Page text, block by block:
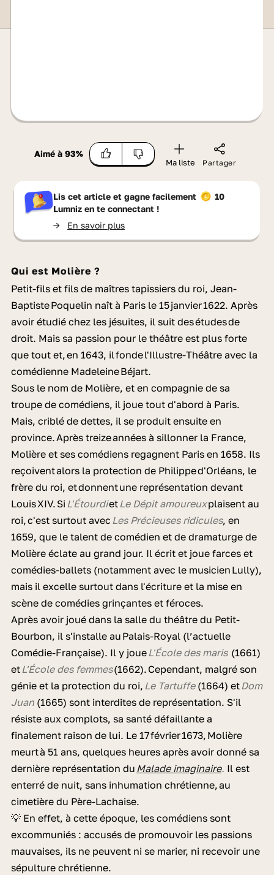
Aimé à 93%
Ma liste Partager
Lis cet article et gagne facilement
10
Lumniz en te connectant !
-> En savoir plus
Qui est Molière ?
Petit-fils et fils de maîtres tapissiers du roi, Jean-
Baptiste Poquelin naît à Paris le 15 janvier 1622. Après
avoir étudié chez les jésuites, il suit des études de
droit. Mais sa passion pour le théâtre est plus forte
que tout et, en 1643, il fonde l'Illustre-Théâtre avec la
comédienne Madeleine Béjart.
Sous le nom de Molière, et en compagnie de sa
troupe de comédiens, il joue tout d'abord à Paris.
Mais, criblé de dettes, il se produit ensuite en
province. Après treize années à sillonner la France,
Molière et ses comédiens regagnent Paris en 1658. Ils
reçoivent alors la protection de Philippe d'Orléans, le
frère du roi, et donnent une représentation devant
Louis XIV. Si L'ÉtourdietLe Dépit amoureuxplaisent au
roi, c'est surtout avec Les Précieuses ridicules, en
1659, que le talent de comédien et de dramaturge de
Molière éclate au grand jour. Il écrit et joue farces et
comédies-ballets (notamment avec le musicien Lully),
mais il excelle surtout dans l'écriture et la mise en
scène de comédies grinçantes et féroces.
Après avoir joué dans la salle du théâtre du Petit-
Bourbon, il s'installe au Palais-Royal (l’actuelle
Comédie-Française). Il y joueL'École des maris(1661)
etL'École des femmes(1662). Cependant, malgré son
génie et la protection du roi, Le Tartuffe (1664) etDom
Juan(1665) sont interdites de représentation. S'il
résiste aux complots, sa santé défaillante a
finalement raison de lui. Le 17 février 1673, Molière
meurt à 51 ans, quelques heures après avoir donné sa
dernière représentation du Malade imaginaire. Il est
enterré de nuit, sans inhumation chrétienne, au
cimetière du Père-Lachaise.
💡 En effet, à cette époque, les comédiens sont
excommuniés : accusés de promouvoir les passions
mauvaises, ils ne peuvent ni se marier, ni recevoir une
sépulture chrétienne.